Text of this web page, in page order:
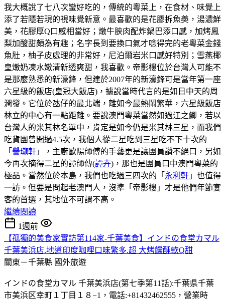
我大概說了七八次蠻好吃的，傳統的粵菜上，在食材、味覺上
添了若隱若現的視味覺新意。最喜歡的是花膠拆魚𡙡，湯濃鮮
美，花膠厚Q口感相當好；燉牛脥肉配炸鍋巴添口感，加烤鳳
梨加酸甜頗為有趣；名字長到要換口氣才唸得完的老粵菜金錢
魚肚，柚子皮處理的非常好，尼泊爾岩米口感好特別；雪燕椰
皇燉奶凍水嫩清新透爽甜，我喜歡。帝影樓位於台灣人可能不
是那麼熟悉的新濠鋒，但建於2007年的新濠鋒可是當年第一座
六星級的飯店(皇冠大飯店)，據說當時代言的是如日中天的周
潤發。它位於氹仔的最北端，離如今最熱鬧繁華，六星級飯店
林立的中心有一點距離。要說澳門粵菜當然如過江之鯽，若以
台灣人的米其林名單中，肯定是如今仍是米其林三星，而我們
吃貨團曾開過4.5次，我個人從二星吃到三星吃不下十次的
「 譽瓏軒 」，主廚歐陽師傅的手藝更是讓團員讚不絕口，另如
今再次摘得二星的譚師傳(譚卉)，那也是團員口中澳門粵菜的
極品。當然位於本島，我們也吃過三四次的「 永利軒 」也值得
一訪。但要是問起老澳門人，沒準「帝影樓」才是他們年節宴
客的首選，其地位不可謂不高。
繼續閱讀
1週前
【孤獨的美食家實訪第114家-千葉美食】インドの食堂カマル
千葉美浜店.地道印度咖哩口味繁多.超 大烤饢酥軟Q甜
關東－千葉縣 國外旅遊
インドの食堂カマル 千葉美浜店(第七季第11話):千葉県千葉
市美浜区幸町１丁目１８−1，電話:+81432462555，營業時